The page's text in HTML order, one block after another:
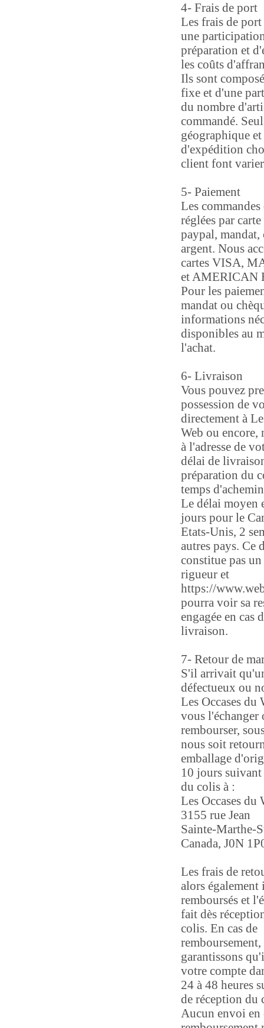
4- Frais de port
Les frais de
une
préparation et
les coûts
Ils sont
fixe et d'une
du nombre
commandé.
géographique
d'expédition
client font
5- Paiement
Les
réglées par
paypal, mandat,
argent. Nous
cartes VISA,
et AMERICAN
Pour les
mandat ou
informations
disponibles au
l'achat.
6- Livraison
Vous pouvez
possession de
directement à
Web ou encore,
à l'adresse de
délai de
préparation du
temps
Le délai moyen
jours pour le
Etats-Unis, 2
autres pays. Ce
constitue pas
rigueur et
https://
pourra voir sa
engagée en cas
livraison.
7- Retour de
S'il arrivait
défectueux ou
Les Occases du
vous l'échanger
rembourser,
nous soit
emballage
10 jours
du colis à :
Les Occases du
3155 rue Jean
Sainte-Marthe-
Canada, J0N
Les frais de
alors également
remboursés et
fait dès
colis. En cas de
remboursement,
garantissons
votre compte
24 à 48 heures
de réception du
Aucun envoi en